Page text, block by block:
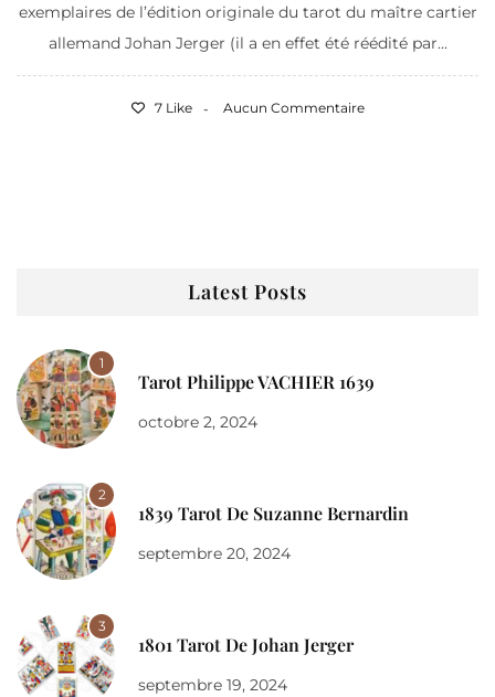
exemplaires de l’édition originale du tarot du maître cartier
allemand Johan Jerger (il a en effet été réédité par...
7 Like Aucun Commentaire
Latest Posts
1
Tarot Philippe VACHIER 1639
octobre 2, 2024
2
1839 Tarot De Suzanne Bernardin
septembre 20, 2024
3
1801 Tarot De Johan Jerger
septembre 19, 2024